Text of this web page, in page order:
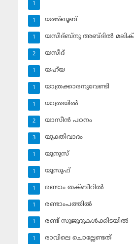
1
യഅ്ഖൂബ്‌
1
യസീദ്ബ്‌നു അബ്ദില്‍ മലിക്‌
1
യസീദ്‌
2
യഹ്‌യ
1
യാത്രക്കാരനുവേണ്ടി
1
യാത്രയില്‍
1
യാസീന്‍ പഠനം
2
യുക്തിവാദം
3
യൂനുസ്‌
1
യൂസുഫ്‌
1
രണ്ടാം തക്ബീറില്‍
1
രണ്ടാംപത്തില്‍
1
രണ്ട് സുജൂദുകള്‍ക്കിടയില്‍
1
രാവിലെ ചൊല്ലേണ്ടത്
1